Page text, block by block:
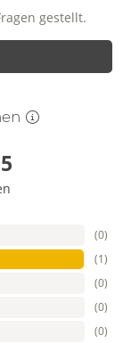
gestellt.
(0)
(1)
(0)
(0)
(0)